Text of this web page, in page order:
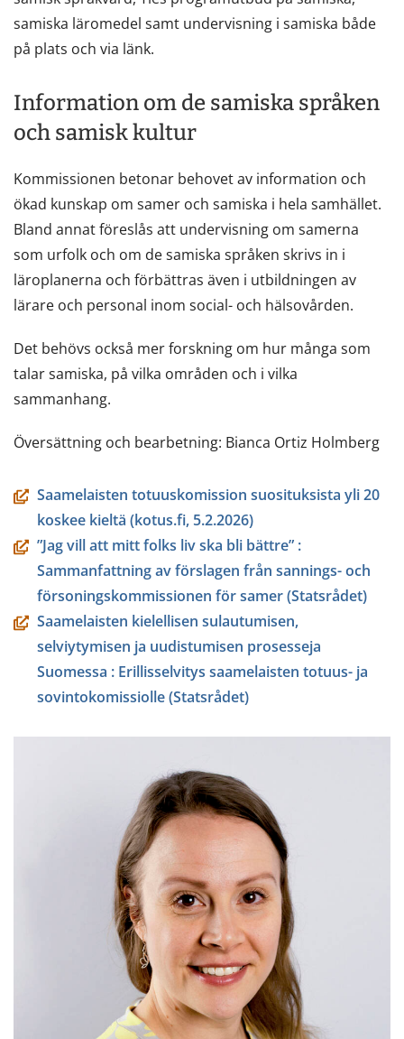
samiska läromedel samt undervisning i samiska både
på plats och via länk.
Information om de samiska språken
och samisk kultur
Kommissionen betonar behovet av information och
ökad kunskap om samer och samiska i hela samhället.
Bland annat föreslås att undervisning om samerna
som urfolk och om de samiska språken skrivs in i
läroplanerna och förbättras även i utbildningen av
lärare och personal inom social- och hälsovården.
Det behövs också mer forskning om hur många som
talar samiska, på vilka områden och i vilka
sammanhang.
Översättning och bearbetning: Bianca Ortiz Holmberg
Saamelaisten totuuskomission suosituksista yli 20
koskee kieltä (kotus.fi, 5.2.2026)
”Jag vill att mitt folks liv ska bli bättre” :
Sammanfattning av förslagen från sannings- och
försoningskommissionen för samer (Statsrådet)
Saamelaisten kielellisen sulautumisen,
selviytymisen ja uudistumisen prosesseja
Suomessa : Erillisselvitys saamelaisten totuus- ja
sovintokomissiolle (Statsrådet)